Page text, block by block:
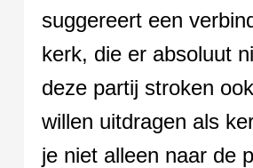
suggereert een
kerk, die er absoluut
deze partij stroken
willen uitdragen als
je niet alleen naar de